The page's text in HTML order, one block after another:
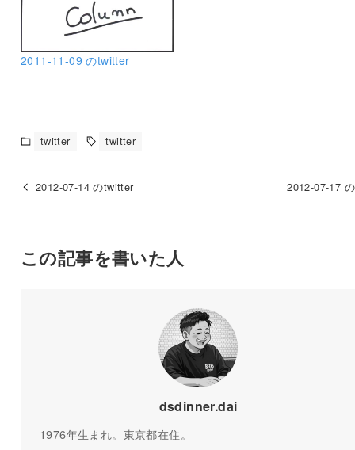
2011-11-09 のtwitter
twitter twitter
2012-07-14 のtwitter 2012-07-17
この記事を書いた人
dsdinner.dai
1976年生まれ。東京都在住。